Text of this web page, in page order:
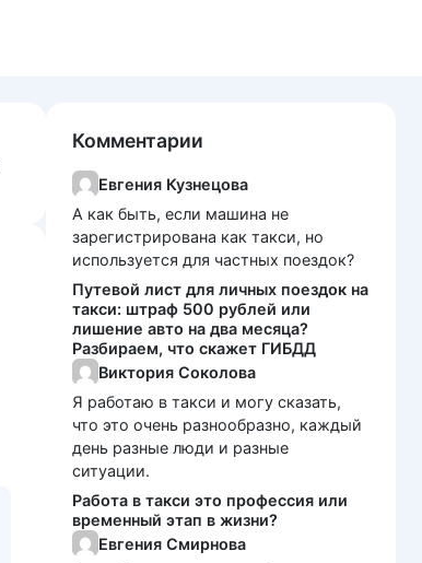
Комментарии
Евгения Кузнецова
А как быть, если машина не
зарегистрирована как такси, но
используется для частных поездок?
Путевой лист для личных поездок на
такси: штраф 500 рублей или
лишение авто на два месяца?
Разбираем, что скажет ГИБДД
Виктория Соколова
Я работаю в такси и могу сказать,
что это очень разнообразно, каждый
день разные люди и разные
ситуации.
Работа в такси это профессия или
временный этап в жизни?
Евгения Смирнова